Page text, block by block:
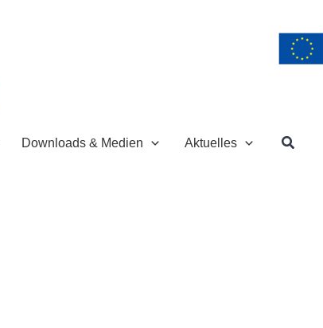
Downloads & Medien Aktuelles Suchen